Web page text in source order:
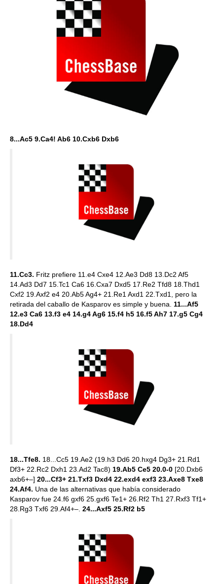
8...Ac5 9.Ca4! Ab6 10.Cxb6 Dxb6
11.Cc3. Fritz prefiere 11.e4 Cxe4 12.Ae3 Dd8 13.Dc2 Af5
14.Ad3 Dd7 15.Tc1 Ca6 16.Cxa7 Dxd5 17.Re2 Tfd8 18.Thd1
Cxf2 19.Axf2 e4 20.Ab5 Ag4+ 21.Re1 Axd1 22.Txd1, pero la
retirada del caballo de Kasparov es simple y buena. 11...Af5
12.e3 Ca6 13.f3 e4 14.g4 Ag6 15.f4 h5 16.f5 Ah7 17.g5 Cg4
18.Dd4
18...Tfe8. 18...Cc5 19.Ae2 (19.h3 Dd6 20.hxg4 Dg3+ 21.Rd1
Df3+ 22.Rc2 Dxh1 23.Ad2 Tac8) 19.Ab5 Ce5 20.0-0 [20.Dxb6
axb6+–] 20...Cf3+ 21.Txf3 Dxd4 22.exd4 exf3 23.Axe8 Txe8
24.Af4. Una de las alternativas que había considerado
Kasparov fue 24.f6 gxf6 25.gxf6 Te1+ 26.Rf2 Th1 27.Rxf3 Tf1+
28.Rg3 Txf6 29.Af4+–. 24...Axf5 25.Rf2 b5